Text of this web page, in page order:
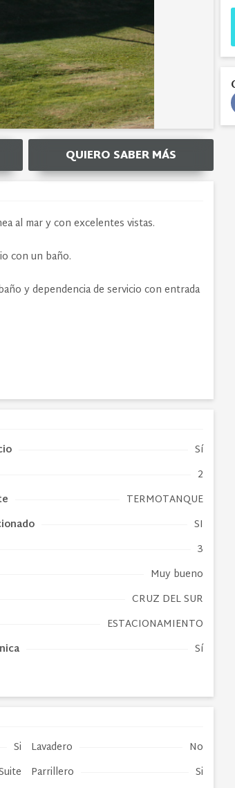
QUIERO SABER MÁS
al mar y con excelentes vistas.
con un baño.
y dependencia de servicio con entrada
Sí
2
TERMOTANQUE
SI
3
Muy bueno
CRUZ DEL SUR
ESTACIONAMIENTO
Sí
Si
Lavadero
No
Parrillero
Si